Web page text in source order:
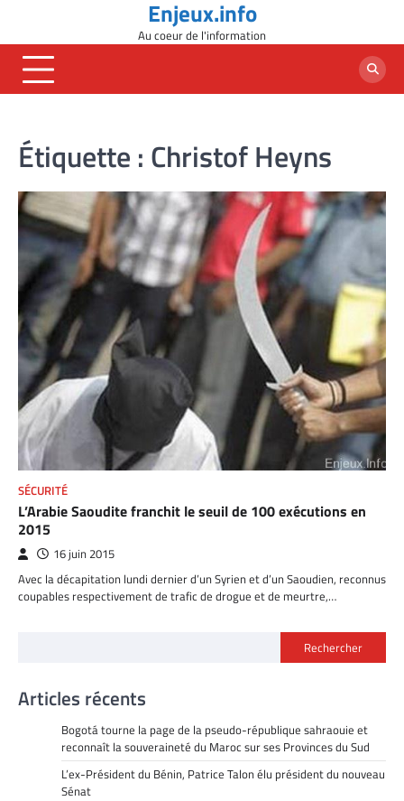
content
Enjeux.info
Au coeur de l'information
Étiquette : Christof Heyns
SÉCURITÉ
L’Arabie Saoudite franchit le seuil de 100 exécutions en
2015
16 juin 2015
Avec la décapitation lundi dernier d’un Syrien et d’un Saoudien, reconnus
coupables respectivement de trafic de drogue et de meurtre,…
Rechercher
Articles récents
Bogotá tourne la page de la pseudo-république sahraouie et
reconnaît la souveraineté du Maroc sur ses Provinces du Sud
L’ex-Président du Bénin, Patrice Talon élu président du nouveau
Sénat